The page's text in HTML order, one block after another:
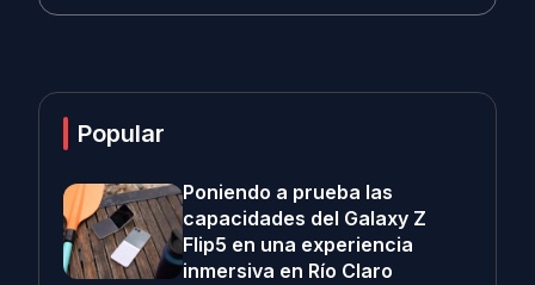
Popular
Poniendo a prueba las
capacidades del Galaxy Z
Flip5 en una experiencia
inmersiva en Río Claro